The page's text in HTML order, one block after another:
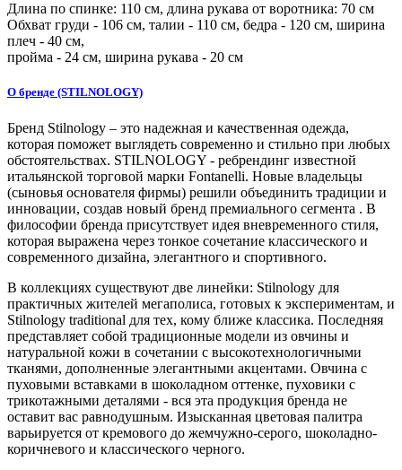
Длина по спинке: 110 см, длина рукава от воротника: 70 см
Обхват груди - 106 см, талии - 110 см, бедра - 120 см, ширина
плеч - 40 см,
пройма - 24 см, ширина рукава - 20 см
О бренде (STILNOLOGY)
Бренд Stilnology – это надежная и качественная одежда,
которая поможет выглядеть современно и стильно при любых
обстоятельствах. STILNOLOGY - ребрендинг известной
итальянской торговой марки Fontanelli. Новые владельцы
(сыновья основателя фирмы) решили объединить традиции и
инновации, создав новый бренд премиального сегмента . В
философии бренда присутствует идея вневременного стиля,
которая выражена через тонкое сочетание классического и
современного дизайна, элегантного и спортивного.
В коллекциях существуют две линейки: Stilnology для
практичных жителей мегаполиса, готовых к экспериментам, и
Stilnology traditional для тех, кому ближе классика. Последняя
представляет собой традиционные модели из овчины и
натуральной кожи в сочетании с высокотехнологичными
тканями, дополненные элегантными акцентами. Овчина с
пуховыми вставками в шоколадном оттенке, пуховики с
трикотажными деталями - вся эта продукция бренда не
оставит вас равнодушным. Изысканная цветовая палитра
варьируется от кремового до жемчужно-серого, шоколадно-
коричневого и классического черного.